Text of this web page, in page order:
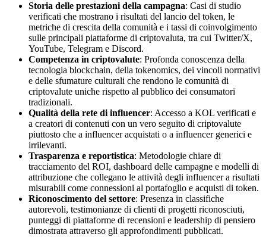
Storia delle prestazioni della campagna: Casi di studio
verificati che mostrano i risultati del lancio del token, le
metriche di crescita della comunità e i tassi di coinvolgimento
sulle principali piattaforme di criptovaluta, tra cui Twitter/X,
YouTube, Telegram e Discord.
Competenza in criptovalute: Profonda conoscenza della
tecnologia blockchain, della tokenomics, dei vincoli normativi
e delle sfumature culturali che rendono le comunità di
criptovalute uniche rispetto al pubblico dei consumatori
tradizionali.
Qualità della rete di influencer: Accesso a KOL verificati e
a creatori di contenuti con un vero seguito di criptovalute
piuttosto che a influencer acquistati o a influencer generici e
irrilevanti.
Trasparenza e reportistica: Metodologie chiare di
tracciamento del ROI, dashboard delle campagne e modelli di
attribuzione che collegano le attività degli influencer a risultati
misurabili come connessioni al portafoglio e acquisti di token.
Riconoscimento del settore: Presenza in classifiche
autorevoli, testimonianze di clienti di progetti riconosciuti,
punteggi di piattaforme di recensioni e leadership di pensiero
dimostrata attraverso gli approfondimenti pubblicati.